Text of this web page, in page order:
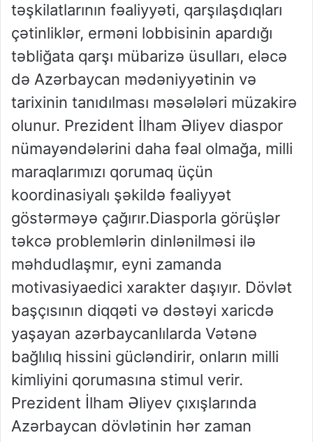
təşkilatlarının fəaliyyəti, qarşılaşdıqları
çətinliklər, erməni lobbisinin apardığı
təbliğata qarşı mübarizə üsulları, eləcə
də Azərbaycan mədəniyyətinin və
tarixinin tanıdılması məsələləri müzakirə
olunur. Prezident İlham Əliyev diaspor
nümayəndələrini daha fəal olmağa, milli
maraqlarımızı qorumaq üçün
koordinasiyalı şəkildə fəaliyyət
göstərməyə çağırır.Diasporla görüşlər
təkcə problemlərin dinlənilməsi ilə
məhdudlaşmır, eyni zamanda
motivasiyaedici xarakter daşıyır. Dövlət
başçısının diqqəti və dəstəyi xaricdə
yaşayan azərbaycanlılarda Vətənə
bağlılıq hissini gücləndirir, onların milli
kimliyini qorumasına stimul verir.
Prezident İlham Əliyev çıxışlarında
Azərbaycan dövlətinin hər zaman